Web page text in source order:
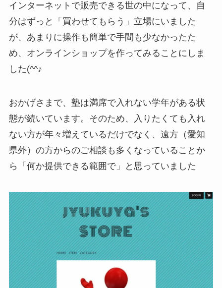
インターネットで販売できる世の中になって、自
分はずっと「買わせてもらう」立場にいました
が、あまりに操作も簡単で手間も少なかったた
め、オンラインショップを作ってみることにしま
した(^^♪
おかげさまで、塾は満席で入れない学年がある状
態が続いています。そのため、入りたくても入れ
ない方が年々増えているだけでなく、遠方（愛知
県外）の方からのご相談も多くなっていることか
ら「何か提供できる範囲で」と思っていました